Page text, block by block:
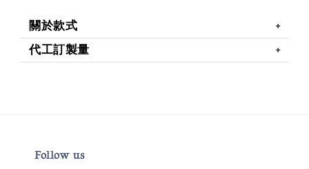
關於款式
代工訂製量
Follow us